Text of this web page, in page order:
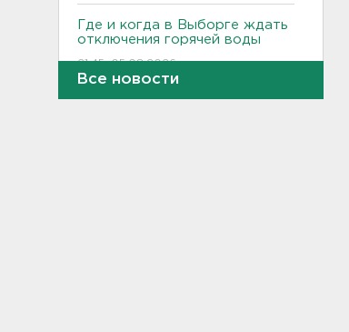
Где и когда в Выборге ждать
отключения горячей воды
21:45, 05.08.2026
Все новости